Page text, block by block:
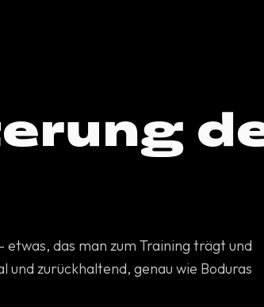
das man zum Training trägt und
und zurückhaltend, genau wie Boduras